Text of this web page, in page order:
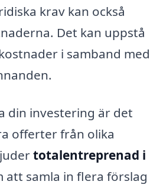
krav kan också
Det kan uppstå
i samband med
din investering är det
offerter från olika
totalentreprenad i
att samla in flera förslag